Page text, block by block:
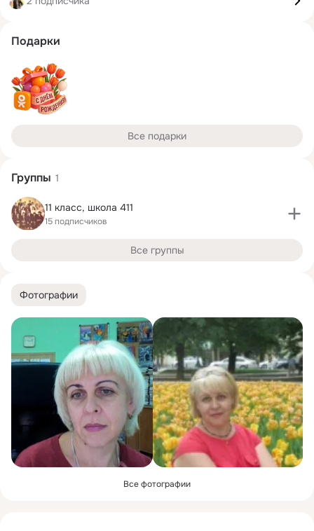
Фотографии
Все фотографии
Подарки
Все подарки
Группы 1
11 класс, школа 411
15 подписчиков
Все группы